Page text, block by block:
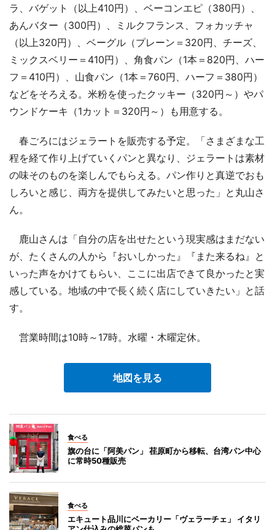
ラ、バゲット（以上410円）、ベーコンエピ（380円）、
あんバター（300円）、ミルクフランス、フォカッチャ
（以上320円）、ベーグル（プレーン＝320円、チーズ、
ミックスベリー＝410円）、角食パン（1本＝820円、ハー
フ＝410円）、山食パン（1本＝760円、ハーフ＝380円）
などをそろえる。米粉を使ったクッキー（320円～）やパ
ウンドケーキ（1カット＝320円～）も用意する。
春ごろにはジェラートを販売する予定。「さまざまな工
程を経て作り上げていくパンと異なり、ジェラートは素材
の味そのものを楽しんでもらえる。パン作りと真逆でおも
しろいと感じ、両方を提供してみたいと思った」と丸山さ
ん。
鹿山さんは「自分の店を出せたという現実感はまだない
が、たくさんの人から『おいしかった』『また来るね』と
いった声をかけてもらい、ここに出店できて良かったと実
感している。地域の中で長く続く店にしていきたい」と話
す。
営業時間は10時～17時。水曜・木曜定休。
地図を見る
食べる
旗の台に「阿美パン」 荏原町から移転、台湾パン中心
に常時50種販売
食べる
エキュート品川にベーカリー「ヴェラーチェ」 イタリ